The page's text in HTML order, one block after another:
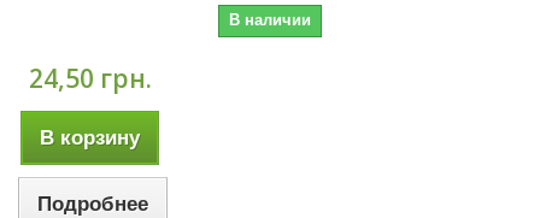
В наличии
24,50 грн.
В корзину
Подробнее